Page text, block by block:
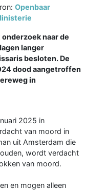
Openbaar
naar de
langer
besloten. De
dood aangetroffen
in
2025 in
van moord in
uit Amsterdam die
wordt verdacht
van moord.
en mogen alleen